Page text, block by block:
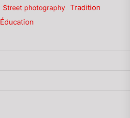
Street photography Tradition
Éducation